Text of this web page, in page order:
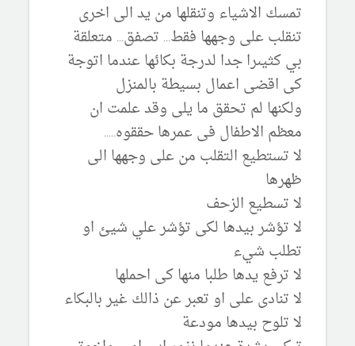
تمسك الاشياء وتنقلها من يد الى اخرى
تنقلب على وجهها فقط... تصفق... متعلقة
بي كثيىرا جدا لدرجة بكائها عندما اتوجة
كى اقضى اعمال بسيطة بالمنزل
ولكنها لم تحقق ما يلى وقد علمت ان
معظم الاطفال فى عمرها حققوه.....
لا تستطيع التقلب من على وجهها الى
ظهرها
لا تسطيع الزحف
لا تؤشر بيدها لكى تؤشر علي شيئ او
تطلب شيء
لا ترفع يدها طلبا منها كى احملها
لا تنادى على او تعبر عن ذالك غير بالبكاء
لا تلوح بيدها مودعة